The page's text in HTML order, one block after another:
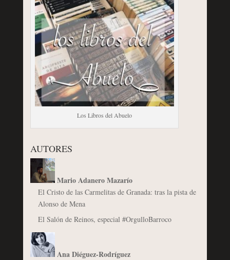
Los Libros del Abuelo
AUTORES
Mario Adanero Mazarío
El Cristo de las Carmelitas de Granada: tras la pista de
Alonso de Mena
El Salón de Reinos, especial #OrgulloBarroco
Ana Diéguez-Rodríguez